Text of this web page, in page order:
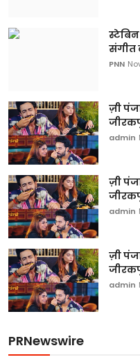
संगीत
PNN
ज़ी
admin
ज़ी
admin
ज़ी
admin
PRNewswire